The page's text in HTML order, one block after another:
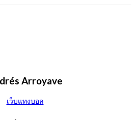
Arroyave
เว็บแทงบอล